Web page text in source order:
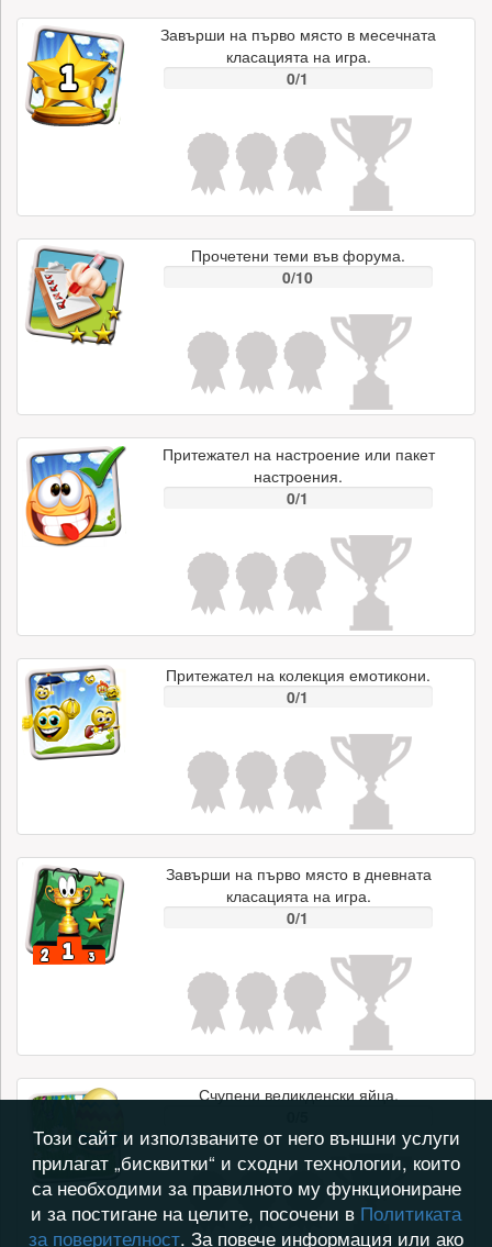
Завърши на първо място в месечната
класацията на игра.
0/1
Прочетени теми във форума.
0/10
Притежател на настроение или пакет
настроения.
0/1
Притежател на колекция емотикони.
0/1
Завърши на първо място в дневната
класацията на игра.
0/1
Счупени великденски яйца.
Този сайт и използваните от него външни услуги
прилагат „бисквитки“ и сходни технологии, които
са необходими за правилното му функциониране
и за постигане на целите, посочени в Политиката
за поверителност. За повече информация или ако